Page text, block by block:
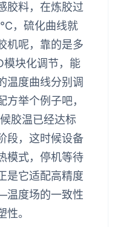
胶料，在炼胶过
，硫化曲线就
机呢，靠的是多
模块化调节，能
温度曲线分别调
举个例子吧，
胶温已经达标
段，这时候设备
模式，停机等待
是它适配高精度
度场的一致性
。